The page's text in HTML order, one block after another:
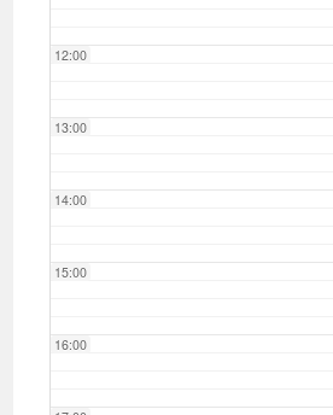
12:00
13:00
14:00
15:00
16:00